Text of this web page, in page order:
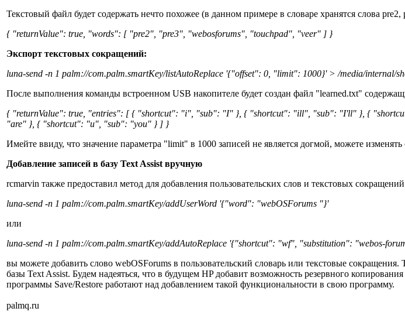
Текстовый файл будет содержать нечто похожее (в данном примере в словаре хранятся слова
{ "returnValue": true, "words": [ "pre2", "pre3", "webosforums", "touchpad", "veer" ] }
Экспорт текстовых сокращений:
luna-send -n 1 palm://com.palm.smartKey/listAutoReplace '{"offset": 0, "limit": 1000}' > /media/internal/
После выполнения команды встроенном USB накопителе будет создан файл "learned.txt"
{ "returnValue": true, "entries": [ { "shortcut": "i", "sub": "I" }, { "shortcut": "ill", "sub": "I'll" }, {
"are" }, { "shortcut": "u", "sub": "you" } ] }
Имейте ввиду, что значение параметра "limit" в 1000 записей не является догмой, можете
Добавление записей в базу Text Assist вручную
rcmarvin также предоставил метод для добавления пользовательских слов и текстовых
luna-send -n 1 palm://com.palm.smartKey/addUserWord '{"word": "webOSForums "}'
или
luna-send -n 1 palm://com.palm.smartKey/addAutoReplace '{"shortcut": "wf", "substitution": "webos-
вы можете добавить слово webOSForums в пользовательский словарь или текстовые
базы Text Assist. Будем надеяться, что в будущем HP добавит возможность резервного
программы Save/Restore работают над добавлением такой функциональности в свою программу.
palmq.ru